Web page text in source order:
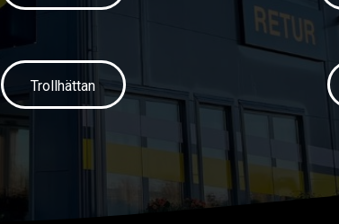
Trollhättan